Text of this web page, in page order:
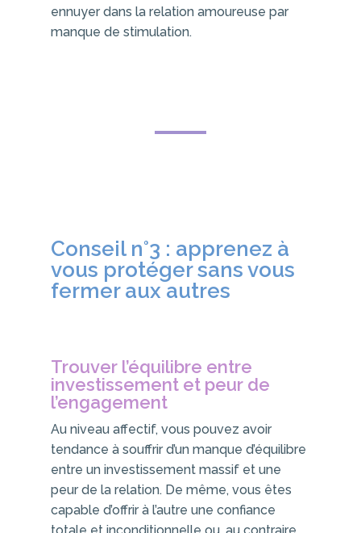
ennuyer dans la relation amoureuse par
manque de stimulation.
Conseil n°3 : apprenez à
vous protéger sans vous
fermer aux autres
Trouver l’équilibre entre
investissement et peur de
l’engagement
Au niveau affectif, vous pouvez avoir
tendance à souffrir d’un manque d’équilibre
entre un investissement massif et une
peur de la relation. De même, vous êtes
capable d’offrir à l’autre une confiance